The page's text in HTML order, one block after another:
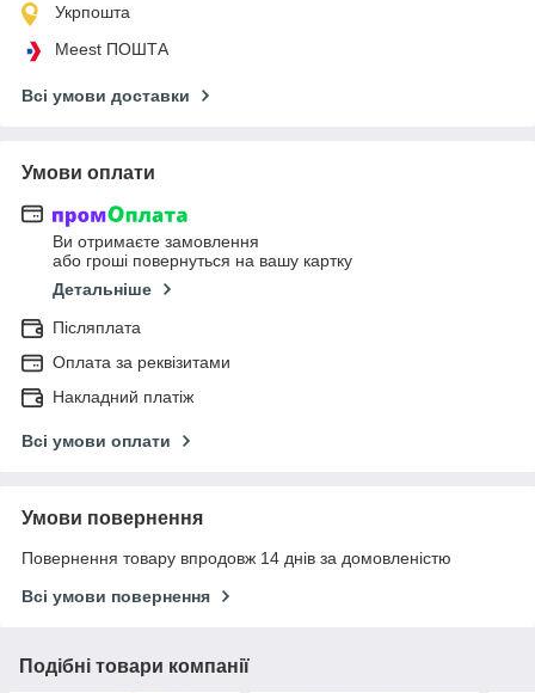
Укрпошта
Meest ПОШТА
Всі умови доставки
Умови оплати
Ви отримаєте замовлення
або гроші повернуться на вашу картку
Детальніше
Післяплата
Оплата за реквізитами
Накладний платіж
Всі умови оплати
Умови повернення
Повернення товару впродовж 14 днів за домовленістю
Всі умови повернення
Подібні товари компанії